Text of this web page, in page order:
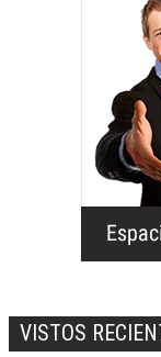
VISTOS